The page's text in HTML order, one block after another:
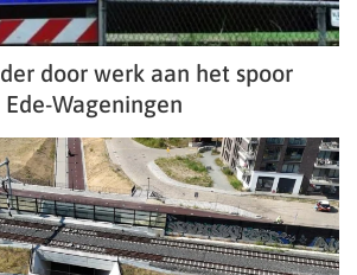
door werk aan het spoor
Wageningen